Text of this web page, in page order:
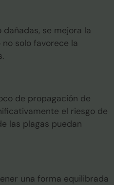
se mejora la
solo favorece la
de propagación de
el riesgo de
las plagas puedan
una forma equilibrada